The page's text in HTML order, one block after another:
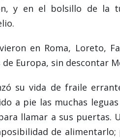
y en el bolsillo de la
en Roma, Loreto,
de Europa, sin descontar
su vida de fraile
a pie las muchas
llamar a sus puertas.
de